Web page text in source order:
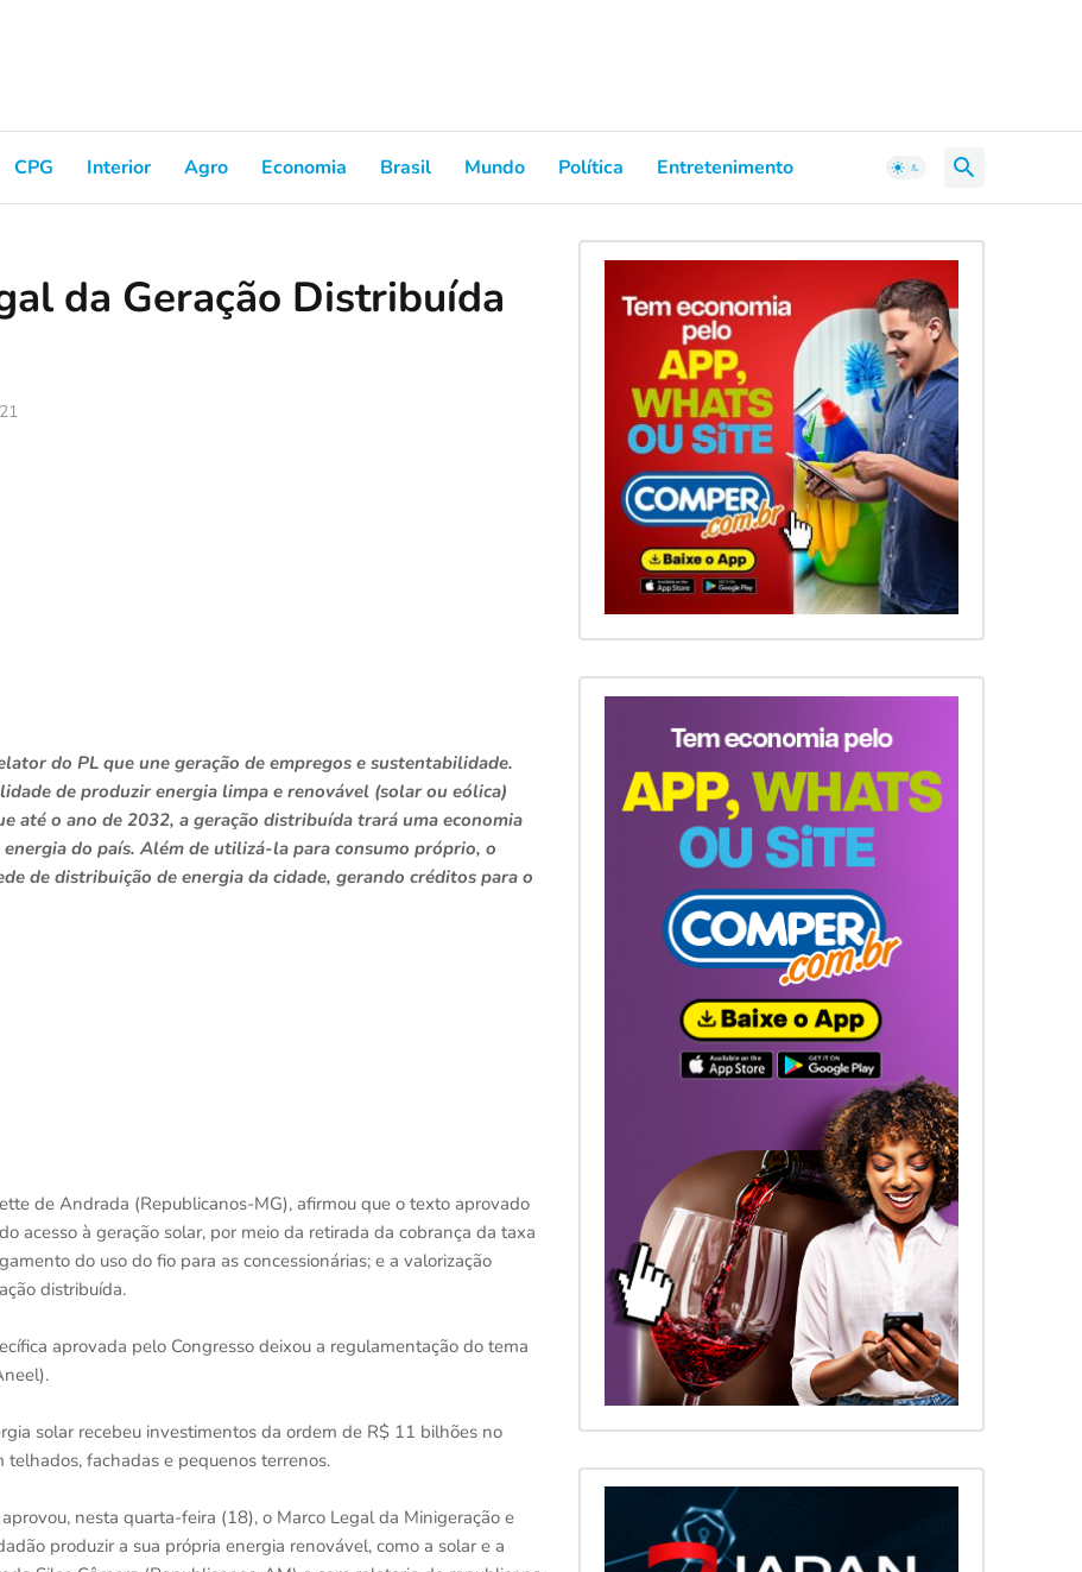
CPG Interior Agro Economia Brasil Mundo Política Entretenimento
da Geração Distribuída
do PL que une geração de empregos e sustentabilidade.
de produzir energia limpa e renovável (solar ou eólica)
até o ano de 2032, a geração distribuída trará uma economia
do país. Além de utilizá-la para consumo próprio, o
de distribuição de energia da cidade, gerando créditos para o
de Andrada (Republicanos-MG), afirmou que o texto aprovado
acesso à geração solar, por meio da retirada da cobrança da taxa
do uso do fio para as concessionárias; e a valorização
distribuída.
aprovada pelo Congresso deixou a regulamentação do tema
solar recebeu investimentos da ordem de R$ 11 bilhões no
fachadas e pequenos terrenos.
nesta quarta-feira (18), o Marco Legal da Minigeração e
produzir a sua própria energia renovável, como a solar e a